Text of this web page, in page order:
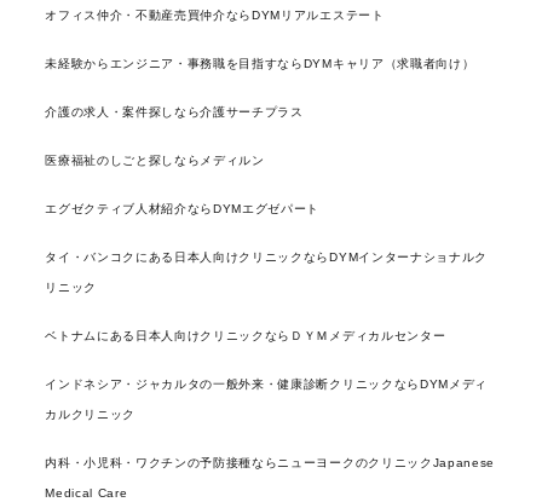
オフィス仲介・不動産売買仲介ならDYMリアルエステート
未経験からエンジニア・事務職を目指すならDYMキャリア（求職者向け）
介護の求人・案件探しなら介護サーチプラス
医療福祉のしごと探しならメディルン
エグゼクティブ人材紹介ならDYMエグゼパート
タイ・バンコクにある日本人向けクリニックならDYMインターナショナルク
リニック
ベトナムにある日本人向けクリニックならＤＹＭメディカルセンター
インドネシア・ジャカルタの一般外来・健康診断クリニックならDYMメディ
カルクリニック
内科・小児科・ワクチンの予防接種ならニューヨークのクリニックJapanese
Medical Care